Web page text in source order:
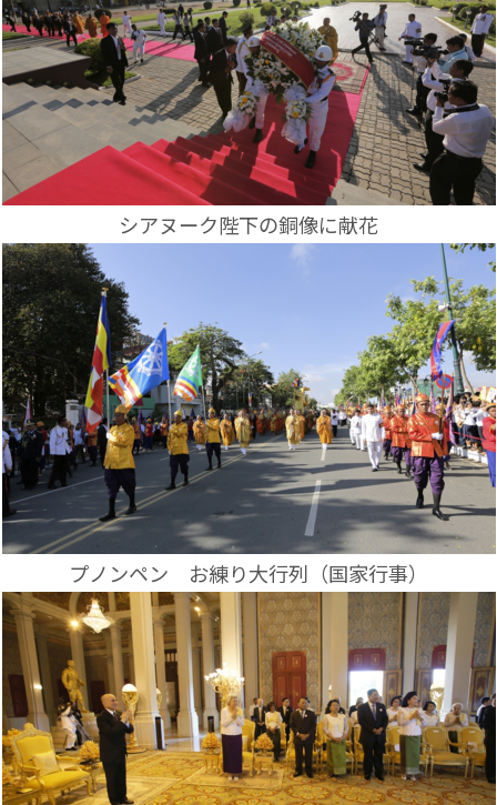
シアヌーク陛下の銅像に献花
プノンペン お練り大行列（国家行事）